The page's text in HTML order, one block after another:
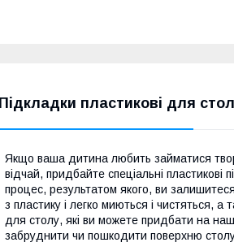
Підкладки пластикові для
Якщо ваша дитина любить займатися
відчай, придбайте спеціальні
процес, результатом якого, ви
з пластику і легко миються і чистяться,
для столу, які ви можете придбати на
забруднити чи пошкодити поверхню